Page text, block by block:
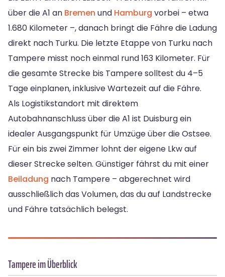
über die A1 an Bremen und Hamburg vorbei – etwa
1.680 Kilometer –, danach bringt die Fähre die Ladung
direkt nach Turku. Die letzte Etappe von Turku nach
Tampere misst noch einmal rund 163 Kilometer. Für
die gesamte Strecke bis Tampere solltest du 4–5
Tage einplanen, inklusive Wartezeit auf die Fähre.
Als Logistikstandort mit direktem
Autobahnanschluss über die A1 ist Duisburg ein
idealer Ausgangspunkt für Umzüge über die Ostsee.
Für ein bis zwei Zimmer lohnt der eigene Lkw auf
dieser Strecke selten. Günstiger fährst du mit einer
Beiladung nach Tampere – abgerechnet wird
ausschließlich das Volumen, das du auf Landstrecke
und Fähre tatsächlich belegst.
Tampere im Überblick